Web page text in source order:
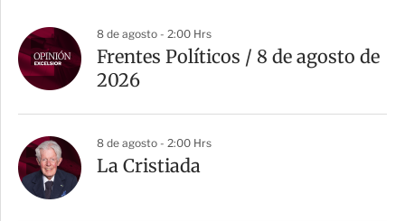
8 de agosto - 2:00 Hrs
Frentes Políticos / 8 de agosto de
2026
8 de agosto - 2:00 Hrs
La Cristiada